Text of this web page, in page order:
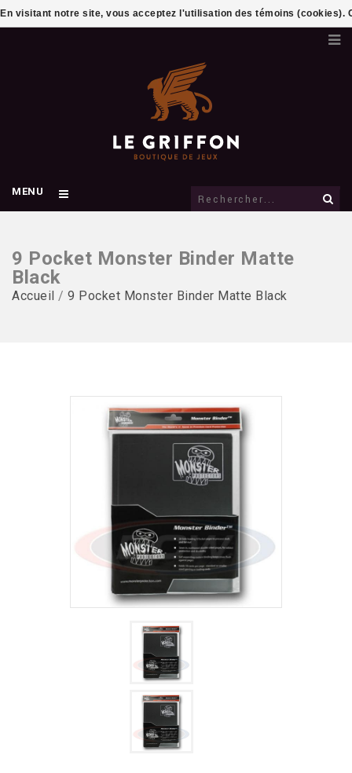
MENU
9 Pocket Monster Binder Matte
Black
Accueil / 9 Pocket Monster Binder Matte Black
En visitant notre site, vous acceptez l'utilisation des témoins